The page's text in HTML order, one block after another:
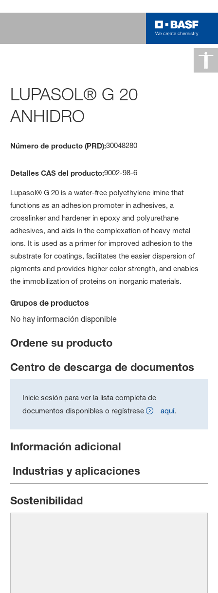
LUPASOL® G 20
ANHIDRO
Número de producto (PRD):30048280
Detalles CAS del producto:9002-98-6
Lupasol® G 20 is a water-free polyethylene imine that
functions as an adhesion promoter in adhesives, a
crosslinker and hardener in epoxy and polyurethane
adhesives, and aids in the complexation of heavy metal
ions. It is used as a primer for improved adhesion to the
substrate for coatings, facilitates the easier dispersion of
pigments and provides higher color strength, and enables
the immobilization of proteins on inorganic materials.
Grupos de productos
No hay información disponible
Ordene su producto
Centro de descarga de documentos
Inicie sesión para ver la lista completa de
documentos disponibles o regístrese
aquí.
Información adicional
Industrias y aplicaciones
Sostenibilidad